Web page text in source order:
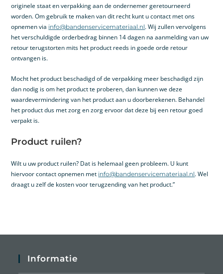
originele staat en verpakking aan de ondernemer geretourneerd
worden. Om gebruik te maken van dit recht kunt u contact met ons
opnemen via info@bandenservicemateriaal.nl. Wij zullen vervolgens
het verschuldigde orderbedrag binnen 14 dagen na aanmelding van uw
retour terugstorten mits het product reeds in goede orde retour
ontvangen is.
Mocht het product beschadigd of de verpakking meer beschadigd zijn
dan nodig is om het product te proberen, dan kunnen we deze
waardevermindering van het product aan u doorberekenen. Behandel
het product dus met zorg en zorg ervoor dat deze bij een retour goed
verpakt is.
Product ruilen?
Wilt u uw product ruilen? Dat is helemaal geen probleem. U kunt
hiervoor contact opnemen met info@bandenservicemateriaal.nl. Wel
draagt u zelf de kosten voor terugzending van het product.”
Informatie